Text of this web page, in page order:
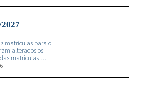
matrículas para o
alterados os
matrículas …